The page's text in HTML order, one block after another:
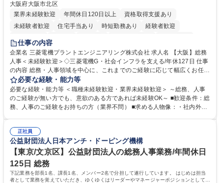
大阪府大阪市北区
業界未経験歓迎
年間休日120日以上
資格取得支援あり
未経験者歓迎
住宅手当あり 時短勤務あり
経験者歓迎
退職金あり
駅近5分以内
土日祝休み 服装自由 寮・社宅あり 食事補助あり
仕事の内容
企業名 三菱電機プラントエンジニアリング株式会社 求人名 【大阪】総務
人事＜未経験歓迎＞◇三菱電機G・社会インフラを支える/年休127日 仕事
の内容 総務・人事領域を中心に、これまでのご経験に応じて幅広くお任せ
します。 ＜具体的には＞ ・総務/人事労務（給与・社保・勤怠管理など）
・採用・教育研修 ・福利厚生運用 など ※基本的には事務所勤務ですが、
採用や教育等の業務内容により、関西圏以外への日帰り・宿泊を伴う国内
出張もございます。 ※担当業務を持ちつつ、お互いに助け合いながら、総
必要な経験・能力等
必要な経験・能力等 ＜職種未経験歓迎・業界未経験歓迎＞ ～総務、人事
のご経験が無い方でも、意欲のある方であれば未経験OK～ ■歓迎条件：総
務、人事のご経験をお持ちの方（業界不問） ■求める人物像：・社内外の
正社員
公益財団法人日本アンチ・ドーピング機構
【東京/文京区】公益財団法人の総務人事業務/年間休日
125日 総務
下記業務を部長1名、課長1名、メンバー2名で分担して遂行しています。 はじめは担当
者として業務を覚えていただき、ゆくゆくはリーダーやマネージャーポジションとして活